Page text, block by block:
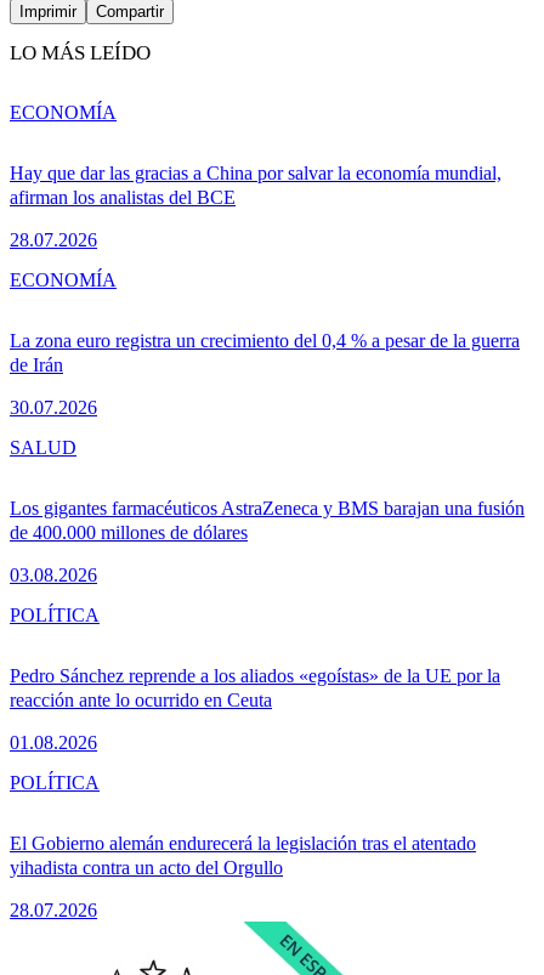
Imprimir Compartir
LO MÁS LEÍDO
Hay que dar las gracias a China por salvar la economía mundial,
afirman los analistas del BCE
28.07.2026
ECONOMÍA
La zona euro registra un crecimiento del 0,4 % a pesar de la guerra
de Irán
30.07.2026
ECONOMÍA
Los gigantes farmacéuticos AstraZeneca y BMS barajan una fusión
de 400.000 millones de dólares
03.08.2026
SALUD
Pedro Sánchez reprende a los aliados «egoístas» de la UE por la
reacción ante lo ocurrido en Ceuta
01.08.2026
POLÍTICA
El Gobierno alemán endurecerá la legislación tras el atentado
yihadista contra un acto del Orgullo
28.07.2026
POLÍTICA